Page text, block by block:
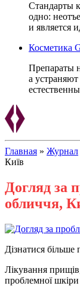
Стандарты
одно:
и является
Косметика
Препараты
а
Главная » Журнал
Київ
Догляд за
обличчя,
Дізнатися
Лікування
проблемної